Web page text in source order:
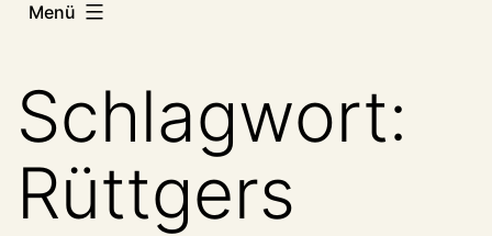
Menü
Schlagwort:
Rüttgers